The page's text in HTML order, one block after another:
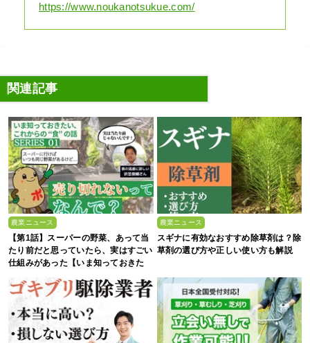
https://www.noukanotsukue.com/
関連記事
農業ニュース
【第1話】スーパーの野菜、あって当
たり前だと思っていたら、実はすごい
仕組みがあった【いま知っておきた
い、これからの”食”の話】
農業ニュース
スギナに有効なおすすめ除草剤は？除
草剤の選び方や正しい使い方も解説